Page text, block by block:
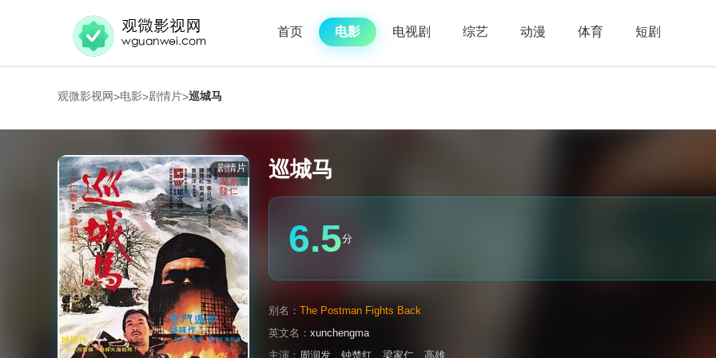
首页 电影 电视剧 综艺 动漫 体育 短剧
观微影视网>电影>剧情片>巡城马
剧情片 巡城马
6.5分
别名： The Postman Fights Back
英文名： xunchengma
主演： 周润发 钟楚红 梁家仁 高雄